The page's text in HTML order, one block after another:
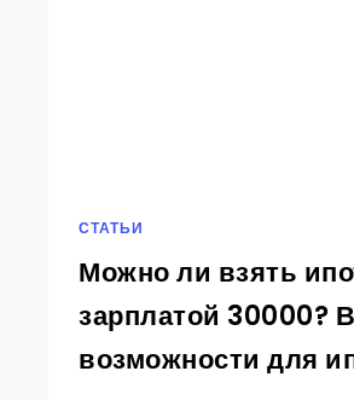
СТАТЬИ
Можно ли взять
зарплатой 30000?
возможности для